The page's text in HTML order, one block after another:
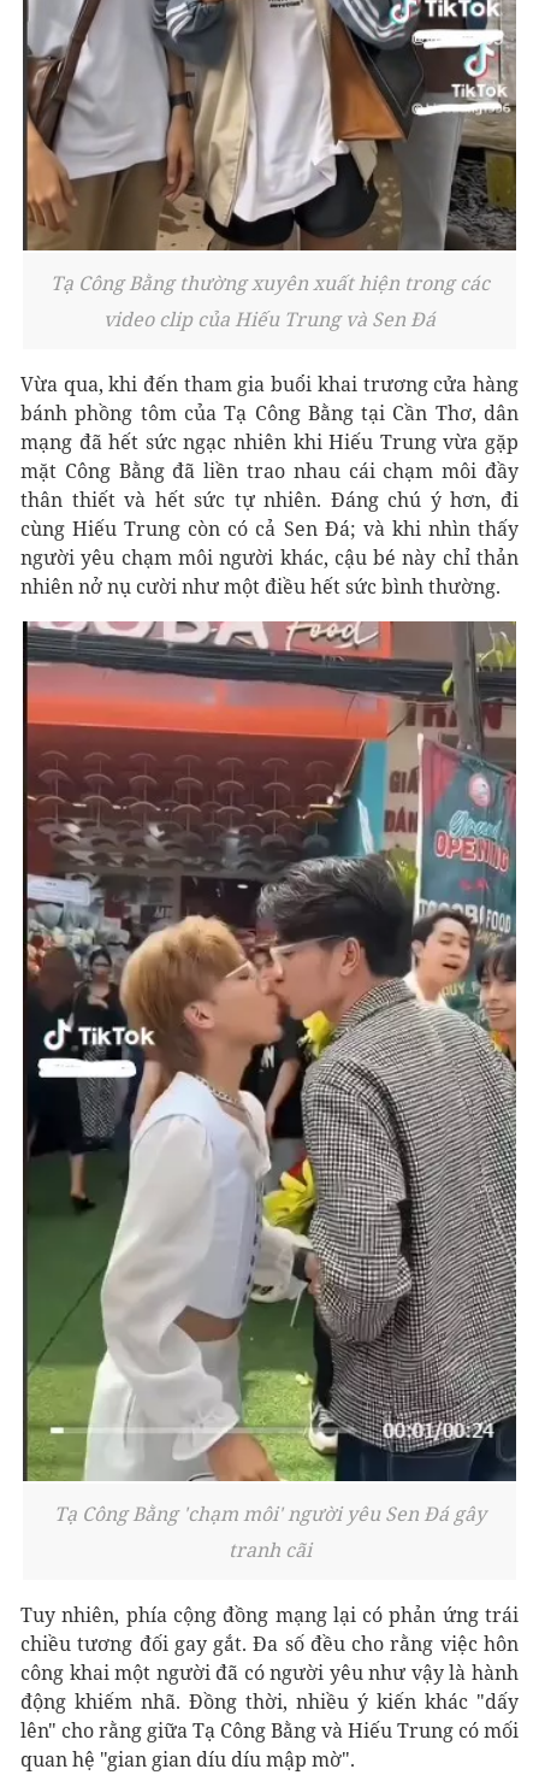
Tạ Công Bằng thường xuyên xuất hiện trong các
video clip của Hiếu Trung và Sen Đá
Vừa qua, khi đến tham gia buổi khai trương cửa hàng
bánh phồng tôm của Tạ Công Bằng tại Cần Thơ, dân
mạng đã hết sức ngạc nhiên khi Hiếu Trung vừa gặp
mặt Công Bằng đã liền trao nhau cái chạm môi đầy
thân thiết và hết sức tự nhiên. Đáng chú ý hơn, đi
cùng Hiếu Trung còn có cả Sen Đá; và khi nhìn thấy
người yêu chạm môi người khác, cậu bé này chỉ thản
nhiên nở nụ cười như một điều hết sức bình thường.
Tạ Công Bằng 'chạm môi' người yêu Sen Đá gây
tranh cãi
Tuy nhiên, phía cộng đồng mạng lại có phản ứng trái
chiều tương đối gay gắt. Đa số đều cho rằng việc hôn
công khai một người đã có người yêu như vậy là hành
động khiếm nhã. Đồng thời, nhiều ý kiến khác "dấy
lên" cho rằng giữa Tạ Công Bằng và Hiếu Trung có mối
quan hệ "gian gian díu díu mập mờ".